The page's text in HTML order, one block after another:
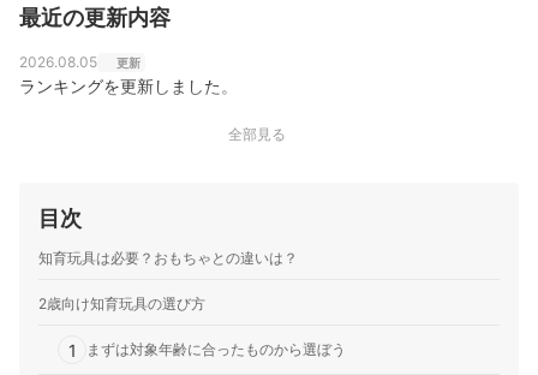
奥冨舞のプロフィール
最近の更新内容
2026.08.05 更新
ランキングを更新しました。
全部見る
目次
知育玩具は必要？おもちゃとの違いは？
2歳向け知育玩具の選び方
1 まずは対象年齢に合ったものから選ぼう